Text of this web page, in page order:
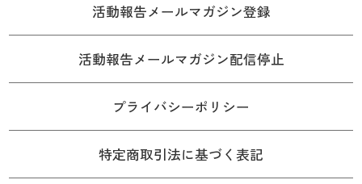
活動報告メールマガジン登録
活動報告メールマガジン配信停止
プライバシーポリシー
特定商取引法に基づく表記